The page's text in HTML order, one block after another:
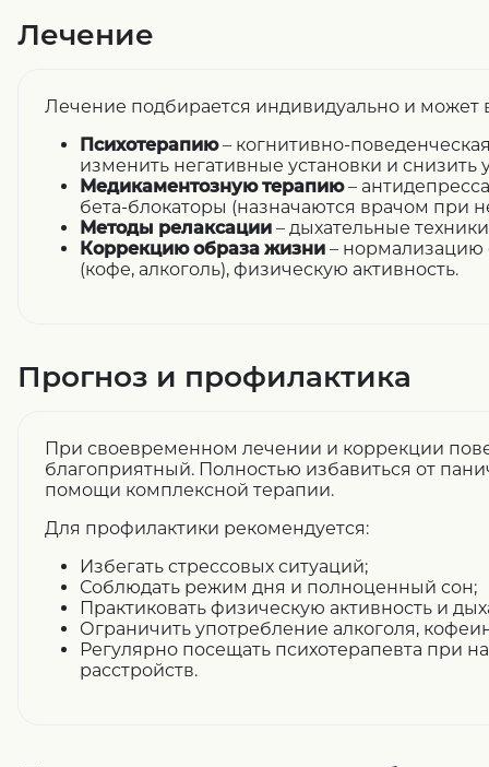
Лечение
Лечение подбирается индивидуально и может
Психотерапию– когнитивно-
изменить негативные установки и снизить
Медикаментозную терапию–
бета-блокаторы (назначаются врачом при
Методы релаксации – дыхательные
Коррекцию образа жизни – нормализацию
(кофе, алкоголь), физическую активность.
Прогноз и профилактика
При своевременном лечении и коррекции
благоприятный. Полностью избавиться от
помощи комплексной терапии.
Для профилактики рекомендуется:
Избегать стрессовых ситуаций;
Соблюдать режим дня и полноценный сон;
Практиковать физическую активность и
Ограничить употребление алкоголя,
Регулярно посещать психотерапевта при
расстройств.